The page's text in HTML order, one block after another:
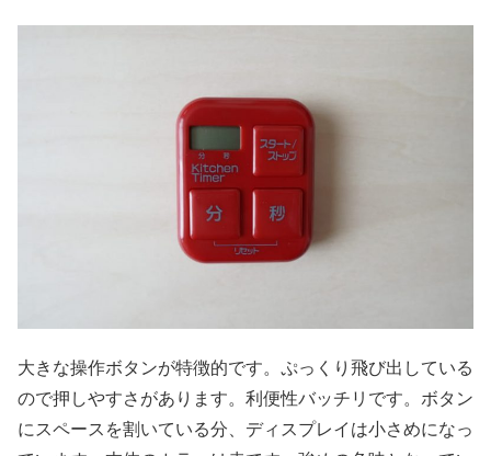
大きな操作ボタンが特徴的です。ぷっくり飛び出している
ので押しやすさがあります。利便性バッチリです。ボタン
にスペースを割いている分、ディスプレイは小さめになっ